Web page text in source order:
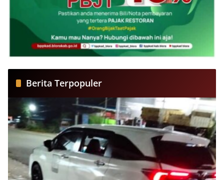
Berita Terpopuler